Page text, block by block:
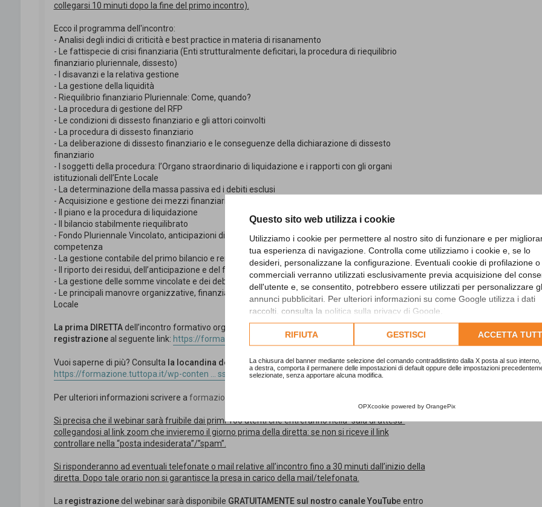
Questo sito web utilizza i cookie
Utilizziamo i cookie per permettere al nostro sito di funzionare e per
tua esperienza di navigazione. Controlla come utilizziamo i cookie e, se lo
desideri, personalizzane la configurazione. Eventuali cookie di profilazione o
commerciali verranno utilizzati esclusivamente previa acquisizione del
dell'utente e, se consentito, potrebbero essere utilizzati per personalizzare
annunci pubblicitari. Per ulteriori informazioni su come Google utilizza i dati
raccolti, consulta la politica sulla privacy di Google
Consulta l'informativa cookie completa.
RIFIUTA GESTISCI ACCETTA
La chiusura del banner mediante selezione del comando contraddistinto dalla X posta al suo interno,
a destra, comporta il permanere delle impostazioni di default oppure delle impostazioni
selezionate, senza apportare alcuna modifica.
OPXcookie powered by OrangePix
collegarsi 10 minuti dopo la fine del primo incontro).
Ecco il programma dell'incontro:
- Analisi degli indici di criticità e best practice in materia di risanamento
- Le fattispecie di crisi finanziaria (Enti strutturalmente deficitari, la procedura di riequilibrio
finanziario pluriennale, dissesto)
- I disavanzi e la relativa gestione
- La gestione della liquidità
- Riequilibrio finanziario Pluriennale: Come, quando?
- La procedura di gestione del RFP
- Le condizioni di dissesto finanziario e gli attori coinvolti
- La procedura di dissesto finanziario
- La deliberazione di dissesto finanziario e le conseguenze della dichiarazione di dissesto
finanziario
- I soggetti della procedura: l’Organo straordinario di liquidazione e i rapporti con gli organi
istituzionali dell’Ente Locale
- La determinazione della massa passiva ed i debiti esclusi
- Acquisizione e gestione dei mezzi finanziari per il risanamento
- Il piano e la procedura di liquidazione
- Il bilancio stabilmente riequilibrato
- Fondo Pluriennale Vincolato, anticipazioni di liquidità e somme vincolate distratte, i problemi di
competenza
- La gestione contabile del primo bilancio e rendiconto successivo alla dichiarazione di dissesto
- Il riporto dei residui, dell’anticipazione e del fondo pluriennale vincolato
- La gestione delle somme vincolate e dei debiti fuori bilancio
- Le principali manovre organizzative, finanziarie e regolamentari per il risanamento dell’Ente
Locale
La prima DIRETTAdell’incontro formativo organizzato da Studio Sigaudo srl è
registrazioneal seguente link: https://formazione.tuttopa.it/corso/cri ... -bilancio/
Vuoi saperne di più? Consulta la locandina dell’eventoal seguente link:
https://formazione.tuttopa.it/wp-conten ... ssesto.pdf
Per ulteriori informazioni scrivere aformazione@studiosigaudo.com
Si precisa che il webinar sarà fruibile dai primi 100 utenti che entreranno nella “sala di attesa”
collegandosi al link zoom che invieremo il giorno prima della diretta: se non si riceve il link
controllare nella “posta indesiderata”/”spam”.
Si risponderanno ad eventuali telefonate o mail relative all’incontro fino a 30 minuti dall’inizio della
diretta. Dopo tale orario non si garantisce la presa in carico della mail/telefonata.
Laregistrazionedel webinar sarà disponibile GRATUITAMENTE sul nostro canale YouTube entro